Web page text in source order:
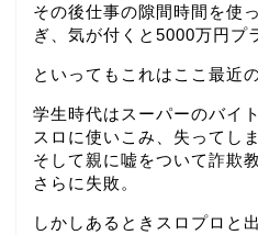
その後仕事の隙間時間を使
ぎ、気が付くと5000万円プ
といってもこれはここ最近の
学生時代はスーパーのバイ
スロに使いこみ、失ってしま
そして親に嘘をついて詐欺
さらに失敗。
しかしあるときスロプロと